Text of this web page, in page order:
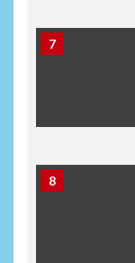
7
8